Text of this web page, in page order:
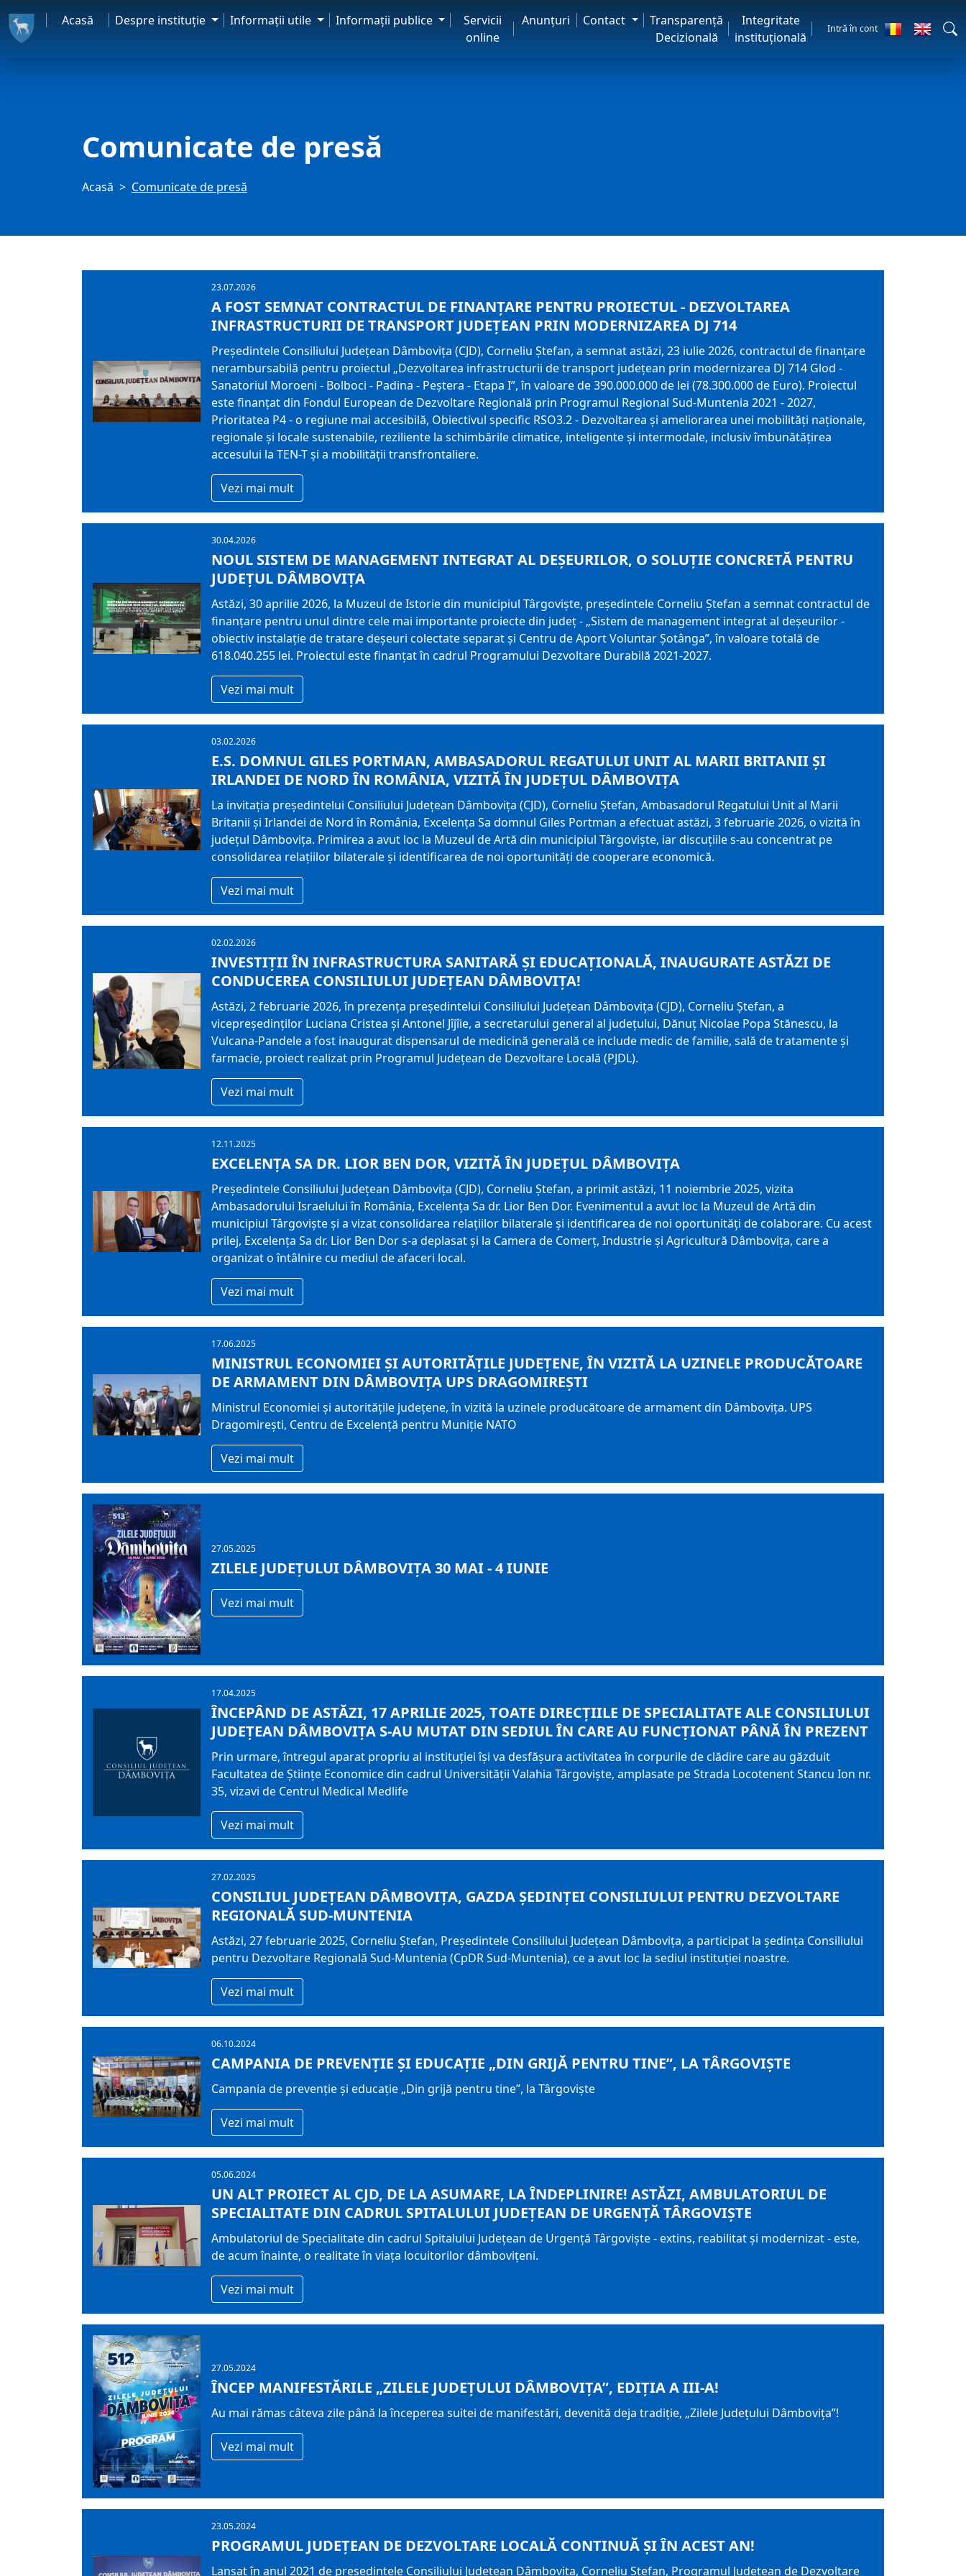
Acasă Despre instituţie Informaţii utile Informaţii publice
Servicii
online
Anunţuri Contact
Transparență
Decizională
Integritate
instituțională
Intră în cont
Comunicate de presă
Acasă Comunicate de presă
23.07.2026
A FOST SEMNAT CONTRACTUL DE FINANȚARE PENTRU PROIECTUL - DEZVOLTAREA
INFRASTRUCTURII DE TRANSPORT JUDEȚEAN PRIN MODERNIZAREA DJ 714
Președintele Consiliului Județean Dâmbovița (CJD), Corneliu Ștefan, a semnat astăzi, 23 iulie 2026, contractul de finanțare
nerambursabilă pentru proiectul „Dezvoltarea infrastructurii de transport județean prin modernizarea DJ 714 Glod -
Sanatoriul Moroeni - Bolboci - Padina - Peștera - Etapa I”, în valoare de 390.000.000 de lei (78.300.000 de Euro). Proiectul
este finanțat din Fondul European de Dezvoltare Regională prin Programul Regional Sud-Muntenia 2021 - 2027,
Prioritatea P4 - o regiune mai accesibilă, Obiectivul specific RSO3.2 - Dezvoltarea și ameliorarea unei mobilități naționale,
regionale și locale sustenabile, reziliente la schimbările climatice, inteligente și intermodale, inclusiv îmbunătățirea
accesului la TEN-T și a mobilității transfrontaliere.
Vezi mai mult
30.04.2026
NOUL SISTEM DE MANAGEMENT INTEGRAT AL DEȘEURILOR, O SOLUȚIE CONCRETĂ PENTRU
JUDEȚUL DÂMBOVIȚA
Astăzi, 30 aprilie 2026, la Muzeul de Istorie din municipiul Târgoviște, președintele Corneliu Ștefan a semnat contractul de
finanțare pentru unul dintre cele mai importante proiecte din județ - „Sistem de management integrat al deșeurilor -
obiectiv instalație de tratare deșeuri colectate separat și Centru de Aport Voluntar Șotânga”, în valoare totală de
618.040.255 lei. Proiectul este finanțat în cadrul Programului Dezvoltare Durabilă 2021-2027.
Vezi mai mult
03.02.2026
E.S. DOMNUL GILES PORTMAN, AMBASADORUL REGATULUI UNIT AL MARII BRITANII ȘI
IRLANDEI DE NORD ÎN ROMÂNIA, VIZITĂ ÎN JUDEȚUL DÂMBOVIȚA
La invitația președintelui Consiliului Județean Dâmbovița (CJD), Corneliu Ștefan, Ambasadorul Regatului Unit al Marii
Britanii și Irlandei de Nord în România, Excelența Sa domnul Giles Portman a efectuat astăzi, 3 februarie 2026, o vizită în
județul Dâmbovița. Primirea a avut loc la Muzeul de Artă din municipiul Târgoviște, iar discuțiile s-au concentrat pe
consolidarea relațiilor bilaterale și identificarea de noi oportunități de cooperare economică.
Vezi mai mult
02.02.2026
INVESTIȚII ÎN INFRASTRUCTURA SANITARĂ ȘI EDUCAȚIONALĂ, INAUGURATE ASTĂZI DE
CONDUCEREA CONSILIULUI JUDEȚEAN DÂMBOVIȚA!
Astăzi, 2 februarie 2026, în prezența președintelui Consiliului Judeţean Dâmboviţa (CJD), Corneliu Ștefan, a
vicepreședinților Luciana Cristea și Antonel Jîjîie, a secretarului general al județului, Dănuț Nicolae Popa Stănescu, la
Vulcana-Pandele a fost inaugurat dispensarul de medicină generală ce include medic de familie, sală de tratamente și
farmacie, proiect realizat prin Programul Județean de Dezvoltare Locală (PJDL).
Vezi mai mult
12.11.2025
EXCELENȚA SA DR. LIOR BEN DOR, VIZITĂ ÎN JUDEȚUL DÂMBOVIȚA
Președintele Consiliului Judeţean Dâmboviţa (CJD), Corneliu Ștefan, a primit astăzi, 11 noiembrie 2025, vizita
Ambasadorului Israelului în România, Excelența Sa dr. Lior Ben Dor. Evenimentul a avut loc la Muzeul de Artă din
municipiul Târgoviște și a vizat consolidarea relațiilor bilaterale și identificarea de noi oportunități de colaborare. Cu acest
prilej, Excelența Sa dr. Lior Ben Dor s-a deplasat și la Camera de Comerț, Industrie și Agricultură Dâmbovița, care a
organizat o întâlnire cu mediul de afaceri local.
Vezi mai mult
17.06.2025
MINISTRUL ECONOMIEI ȘI AUTORITĂȚILE JUDEȚENE, ÎN VIZITĂ LA UZINELE PRODUCĂTOARE
DE ARMAMENT DIN DÂMBOVIȚA UPS DRAGOMIREȘTI
Ministrul Economiei și autoritățile județene, în vizită la uzinele producătoare de armament din Dâmbovița. UPS
Dragomirești, Centru de Excelență pentru Muniție NATO
Vezi mai mult
27.05.2025
ZILELE JUDEȚULUI DÂMBOVIȚA 30 MAI - 4 IUNIE
Vezi mai mult
17.04.2025
ÎNCEPÂND DE ASTĂZI, 17 APRILIE 2025, TOATE DIRECȚIILE DE SPECIALITATE ALE CONSILIULUI
JUDEŢEAN DÂMBOVIŢA S-AU MUTAT DIN SEDIUL ÎN CARE AU FUNCȚIONAT PÂNĂ ÎN PREZENT
Prin urmare, întregul aparat propriu al instituției își va desfășura activitatea în corpurile de clădire care au găzduit
Facultatea de Științe Economice din cadrul Universității Valahia Târgoviște, amplasate pe Strada Locotenent Stancu Ion nr.
35, vizavi de Centrul Medical Medlife
Vezi mai mult
27.02.2025
CONSILIUL JUDEȚEAN DÂMBOVIȚA, GAZDA ȘEDINȚEI CONSILIULUI PENTRU DEZVOLTARE
REGIONALĂ SUD-MUNTENIA
Astăzi, 27 februarie 2025, Corneliu Ștefan, Președintele Consiliului Județean Dâmbovița, a participat la ședința Consiliului
pentru Dezvoltare Regională Sud-Muntenia (CpDR Sud-Muntenia), ce a avut loc la sediul instituției noastre.
Vezi mai mult
06.10.2024
CAMPANIA DE PREVENȚIE ȘI EDUCAȚIE „DIN GRIJĂ PENTRU TINE”, LA TÂRGOVIȘTE
Campania de prevenție și educație „Din grijă pentru tine”, la Târgoviște
Vezi mai mult
05.06.2024
UN ALT PROIECT AL CJD, DE LA ASUMARE, LA ÎNDEPLINIRE! ASTĂZI, AMBULATORIUL DE
SPECIALITATE DIN CADRUL SPITALULUI JUDEȚEAN DE URGENȚĂ TÂRGOVIȘTE
Ambulatoriul de Specialitate din cadrul Spitalului Județean de Urgență Târgoviște - extins, reabilitat și modernizat - este,
de acum înainte, o realitate în viața locuitorilor dâmbovițeni.
Vezi mai mult
27.05.2024
ÎNCEP MANIFESTĂRILE „ZILELE JUDEȚULUI DÂMBOVIȚA”, EDIȚIA A III-A!
Au mai rămas câteva zile până la începerea suitei de manifestări, devenită deja tradiție, „Zilele Județului Dâmbovița”!
Vezi mai mult
23.05.2024
PROGRAMUL JUDEȚEAN DE DEZVOLTARE LOCALĂ CONTINUĂ ȘI ÎN ACEST AN!
Lansat în anul 2021 de președintele Consiliului Județean Dâmbovița, Corneliu Ștefan, Programul Județean de Dezvoltare